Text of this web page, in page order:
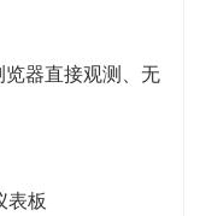
器直接观测、无
表板